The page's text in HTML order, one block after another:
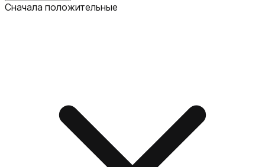
Сначала положительные